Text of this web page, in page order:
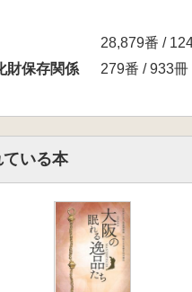
28,879番 /
財保存関係
279番 / 933冊
いる本